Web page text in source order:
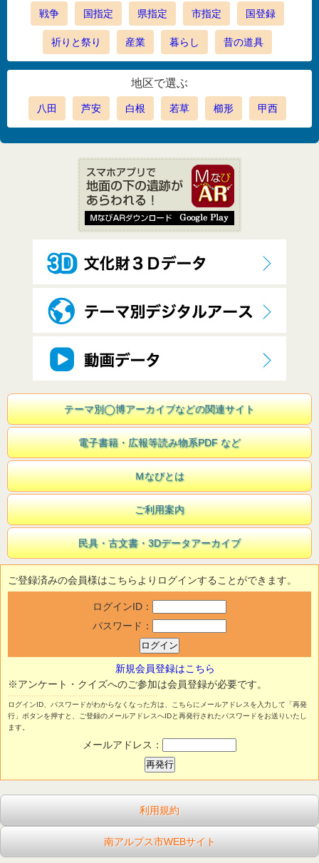
戦争 国指定 県指定 市指定 国登録
祈りと祭り 産業 暮らし 昔の道具
地区で選ぶ
八田 芦安 白根 若草 櫛形 甲西
テーマ別◯博アーカイブなどの関連サイト
電子書籍・広報等読み物系PDF など
Ｍなびとは
ご利用案内
民具・古文書・3Dデータアーカイブ
ご登録済みの会員様はこちらよりログインすることができます。
ログインID：
パスワード：
新規会員登録はこちら
※アンケート・クイズへのご参加は会員登録が必要です。
ログインID、パスワードがわからなくなった方は、こちらにメールアドレスを入力して「再発
行」ボタンを押すと、ご登録のメールアドレスへIDと再発行されたパスワードをお送りいたし
ます。
メールアドレス：
利用規約
南アルプス市WEBサイト